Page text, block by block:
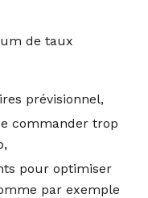
de taux
prévisionnel,
commander trop
pour optimiser
par exemple